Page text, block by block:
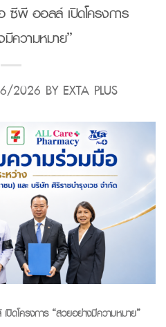
ซีพี ออลล์ เปิดโครงการ
ความหมาย”
2026 BY EXTA PLUS
ดโครงการ “สวยอย่างมีความหมาย”